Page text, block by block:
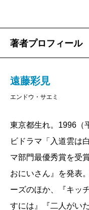
ものなのだ。タイト
連作の出発点は、
10月 消えもの」は
「『何、食べよっか
特集のために発表さ
消えもの（＝撮影に
ォーカスを当てた着
第一話の語り手は
役を務めることにな
著者プロフィール
遠藤彩見
エンドウ・サエミ
東京都生れ。1996（
ビドラマ「入道雲は
マ部門最優秀賞を受
おにいさん』を発表
ーズのほか、『キッ
すには』『二人がい